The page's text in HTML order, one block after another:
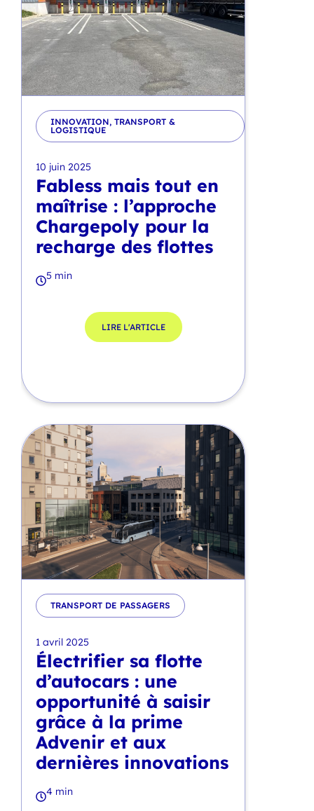
INNOVATION, TRANSPORT &
LOGISTIQUE
10 juin 2025
Fabless mais tout en
maîtrise : l’approche
Chargepoly pour la
recharge des flottes
5 min
LIRE L'ARTICLE
TRANSPORT DE PASSAGERS
1 avril 2025
Électrifier sa flotte
d’autocars : une
opportunité à saisir
grâce à la prime
Advenir et aux
dernières innovations
4 min